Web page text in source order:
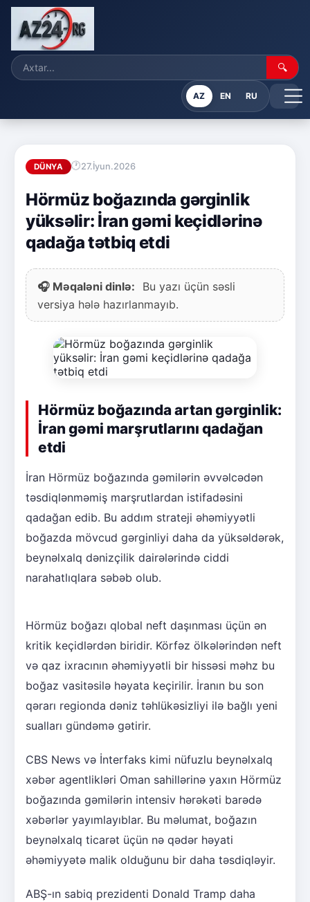
🔍
AZ EN RU
DÜNYA 27.İyun.2026
Hörmüz boğazında gərginlik
yüksəlir: İran gəmi keçidlərinə
qadağa tətbiq etdi
🎧 Məqaləni dinlə:
Bu yazı üçün səsli
versiya hələ hazırlanmayıb.
Hörmüz boğazında artan gərginlik:
İran gəmi marşrutlarını qadağan
etdi
İran Hörmüz boğazında gəmilərin əvvəlcədən
təsdiqlənməmiş marşrutlardan istifadəsini
qadağan edib. Bu addım strateji əhəmiyyətli
boğazda mövcud gərginliyi daha da yüksəldərək,
beynəlxalq dənizçilik dairələrində ciddi
narahatlıqlara səbəb olub.
Hörmüz boğazı qlobal neft daşınması üçün ən
kritik keçidlərdən biridir. Körfəz ölkələrindən neft
və qaz ixracının əhəmiyyətli bir hissəsi məhz bu
boğaz vasitəsilə həyata keçirilir. İranın bu son
qərarı regionda dəniz təhlükəsizliyi ilə bağlı yeni
sualları gündəmə gətirir.
CBS News və İnterfaks kimi nüfuzlu beynəlxalq
xəbər agentlikləri Oman sahillərinə yaxın Hörmüz
boğazında gəmilərin intensiv hərəkəti barədə
xəbərlər yayımlayıblar. Bu məlumat, boğazın
beynəlxalq ticarət üçün nə qədər həyati
əhəmiyyətə malik olduğunu bir daha təsdiqləyir.
ABŞ-ın sabiq prezidenti Donald Tramp daha